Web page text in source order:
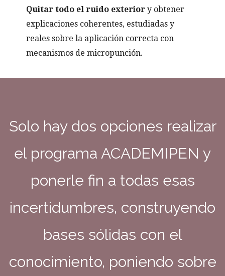
Quitar todo el ruido exteriory obtener
explicaciones coherentes, estudiadas y
reales sobre la aplicación correcta con
mecanismos de micropunción.
Solo hay dos opciones realizar
el programa ACADEMIPEN y
ponerle fin a todas esas
incertidumbres, construyendo
bases sólidas con el
conocimiento, poniendo sobre